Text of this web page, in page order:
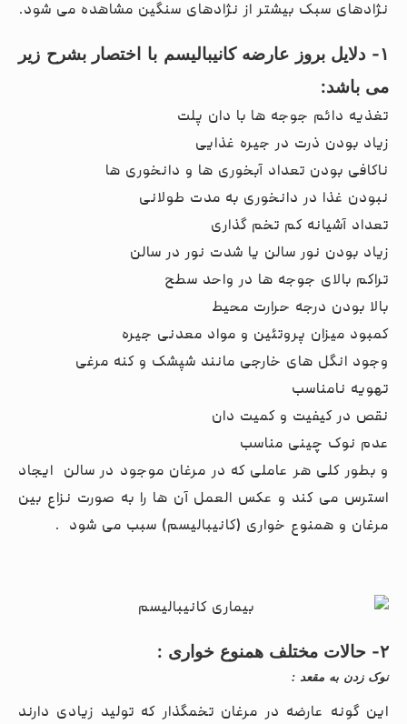
نژادهای سبک بیشتر از نژادهای سنگین مشاهده می شود.
۱-
دلایل بروز عارضه کانیبالیسم با اختصار بشرح زیر
می باشد:
تغذیه دائم جوجه ها با دان پلت
زیاد بودن ذرت در جیره غذایی
ناکافی بودن تعداد آبخوری ها و دانخوری ها
نبودن غذا در دانخوری به مدت طولانی
تعداد آشیانه کم تخم گذاری
زیاد بودن نور سالن یا شدت نور در سالن
تراکم بالای جوجه ها در واحد سطح
بالا بودن درجه حرارت محیط
کمبود میزان پروتئین و مواد معدنی جیره
وجود انگل های خارجی مانند شپشک و کنه مرغی
تهویه نامناسب
نقص در کیفیت و کمیت دان
عدم نوک چینی مناسب
و بطور کلی هر عاملی که در مرغان موجود در سالن ایجاد
استرس می کند و عکس العمل آن ها را به صورت نزاع بین
مرغان و همنوع خواری (کانیبالیسم) سبب می شود .
۲- حالات مختلف همنوع خواری :
نوک زدن به مقعد :
این گونه عارضه در مرغان تخمگذار که تولید زیادی دارند